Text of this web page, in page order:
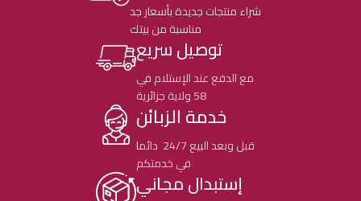
شراء منتجات جديدة بأسعار جد
مناسبة من بيتك
توصيل سريع
مع الدفع عند الإستلام في
58 ولاية جزائرية
خدمة الزبائن
قبل وبعد البيع 24/7 دائما
في خدمتكم
إستبدال مجاني